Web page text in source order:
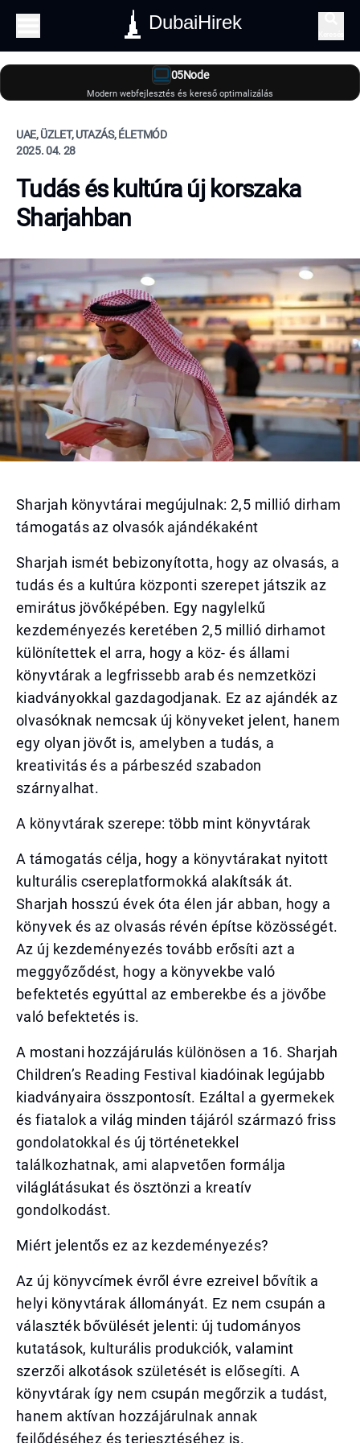
DubaiHirek
05Node
Modern webfejlesztés és kereső optimalizálás
UAE, ÜZLET, UTAZÁS, ÉLETMÓD
2025. 04. 28
Tudás és kultúra új korszaka
Sharjahban
Sharjah könyvtárai megújulnak: 2,5 millió dirham
támogatás az olvasók ajándékaként
Sharjah ismét bebizonyította, hogy az olvasás, a
tudás és a kultúra központi szerepet játszik az
emirátus jövőképében. Egy nagylelkű
kezdeményezés keretében 2,5 millió dirhamot
különítettek el arra, hogy a köz- és állami
könyvtárak a legfrissebb arab és nemzetközi
kiadványokkal gazdagodjanak. Ez az ajándék az
olvasóknak nemcsak új könyveket jelent, hanem
egy olyan jövőt is, amelyben a tudás, a
kreativitás és a párbeszéd szabadon
szárnyalhat.
A könyvtárak szerepe: több mint könyvtárak
A támogatás célja, hogy a könyvtárakat nyitott
kulturális csereplatformokká alakítsák át.
Sharjah hosszú évek óta élen jár abban, hogy a
könyvek és az olvasás révén építse közösségét.
Az új kezdeményezés tovább erősíti azt a
meggyőződést, hogy a könyvekbe való
befektetés egyúttal az emberekbe és a jövőbe
való befektetés is.
A mostani hozzájárulás különösen a 16. Sharjah
Children’s Reading Festival kiadóinak legújabb
kiadványaira összpontosít. Ezáltal a gyermekek
és fiatalok a világ minden tájáról származó friss
gondolatokkal és új történetekkel
találkozhatnak, ami alapvetően formálja
világlátásukat és ösztönzi a kreatív
gondolkodást.
Miért jelentős ez az kezdeményezés?
Az új könyvcímek évről évre ezreivel bővítik a
helyi könyvtárak állományát. Ez nem csupán a
választék bővülését jelenti: új tudományos
kutatások, kulturális produkciók, valamint
szerzői alkotások születését is elősegíti. A
könyvtárak így nem csupán megőrzik a tudást,
hanem aktívan hozzájárulnak annak
fejlődéséhez és terjesztéséhez is.